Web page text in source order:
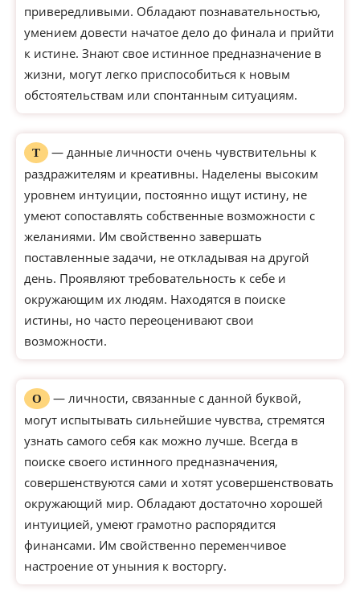
привередливыми. Обладают познавательностью,
умением довести начатое дело до финала и прийти
к истине. Знают свое истинное предназначение в
жизни, могут легко приспособиться к новым
обстоятельствам или спонтанным ситуациям.
Т
— данные личности очень чувствительны к
раздражителям и креативны. Наделены высоким
уровнем интуиции, постоянно ищут истину, не
умеют сопоставлять собственные возможности с
желаниями. Им свойственно завершать
поставленные задачи, не откладывая на другой
день. Проявляют требовательность к себе и
окружающим их людям. Находятся в поиске
истины, но часто переоценивают свои
возможности.
О
— личности, связанные с данной буквой,
могут испытывать сильнейшие чувства, стремятся
узнать самого себя как можно лучше. Всегда в
поиске своего истинного предназначения,
совершенствуются сами и хотят усовершенствовать
окружающий мир. Обладают достаточно хорошей
интуицией, умеют грамотно распорядится
финансами. Им свойственно переменчивое
настроение от уныния к восторгу.